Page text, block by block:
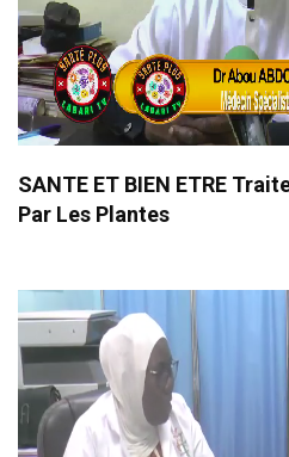
SANTE ET BIEN ETRE
Par Les Plantes